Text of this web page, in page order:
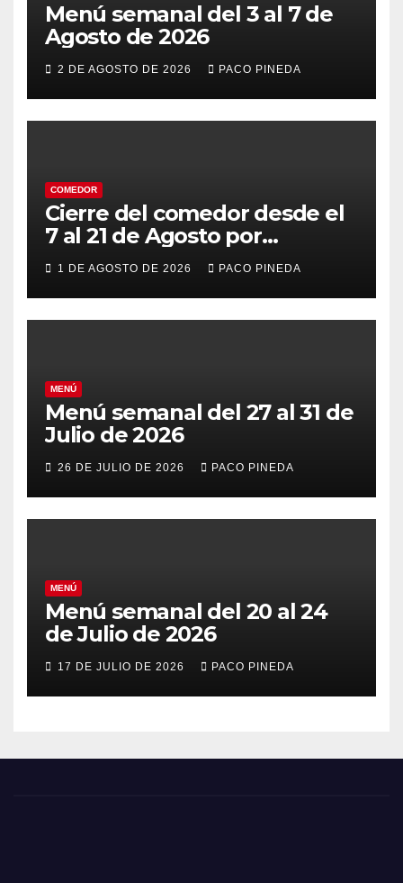
Menú semanal del 3 al 7 de
Agosto de 2026
2 DE AGOSTO DE 2026 PACO PINEDA
COMEDOR
Cierre del comedor desde el
7 al 21 de Agosto por
vacaciones
1 DE AGOSTO DE 2026 PACO PINEDA
MENÚ
Menú semanal del 27 al 31 de
Julio de 2026
26 DE JULIO DE 2026 PACO PINEDA
MENÚ
Menú semanal del 20 al 24
de Julio de 2026
17 DE JULIO DE 2026 PACO PINEDA